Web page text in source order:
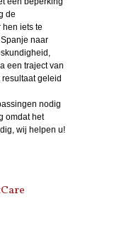
de
iets te
naar
een traject van
geleid
nodig
omdat het
wij helpen u!